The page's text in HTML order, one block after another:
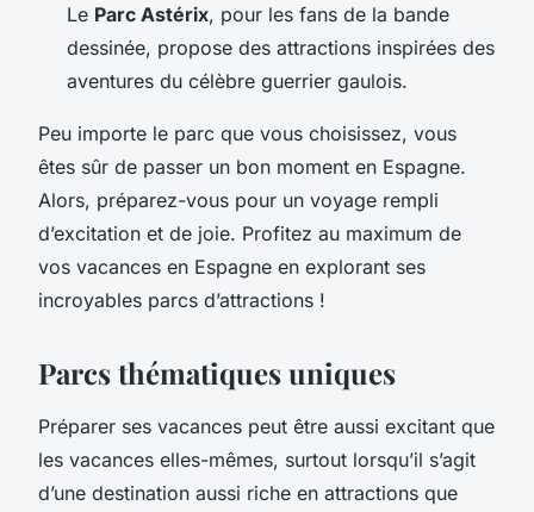
Le Parc Astérix, pour les fans de la bande
dessinée, propose des attractions inspirées des
aventures du célèbre guerrier gaulois.
Peu importe le parc que vous choisissez, vous
êtes sûr de passer un bon moment en Espagne.
Alors, préparez-vous pour un voyage rempli
d’excitation et de joie. Profitez au maximum de
vos vacances en Espagne en explorant ses
incroyables parcs d’attractions !
Parcs thématiques uniques
Préparer ses vacances peut être aussi excitant que
les vacances elles-mêmes, surtout lorsqu’il s’agit
d’une destination aussi riche en attractions que